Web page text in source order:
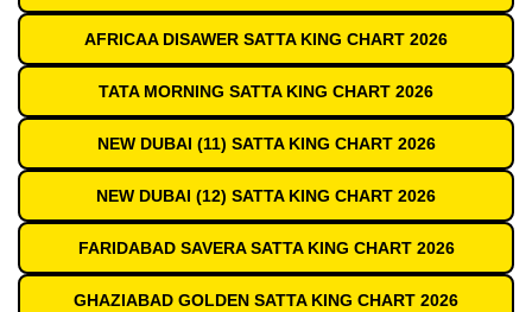
AFRICAA DISAWER SATTA KING CHART 2026
TATA MORNING SATTA KING CHART 2026
NEW DUBAI (11) SATTA KING CHART 2026
NEW DUBAI (12) SATTA KING CHART 2026
FARIDABAD SAVERA SATTA KING CHART 2026
GHAZIABAD GOLDEN SATTA KING CHART 2026